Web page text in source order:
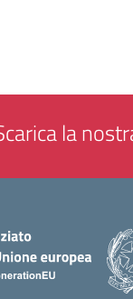
la